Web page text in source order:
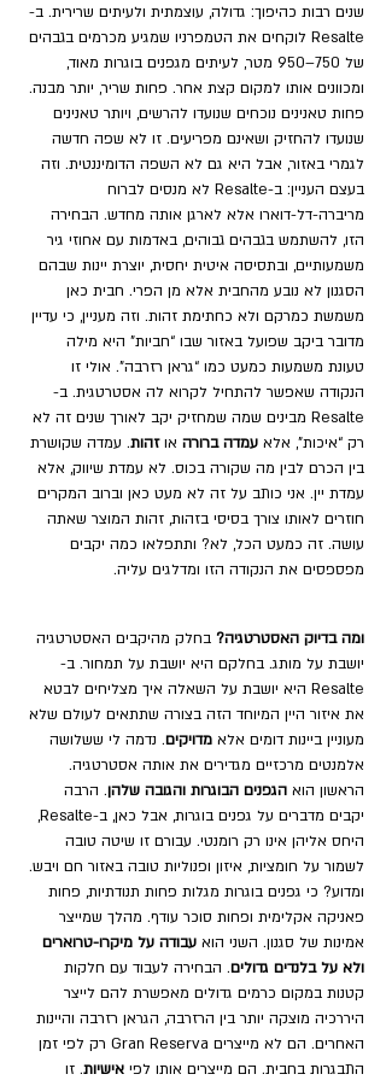
שנים רבות כהיפוך: גדולה, עוצמתית ולעיתים שרירית. ב-
Resalte לוקחים את הטמפרניו שמגיע מכרמים בגבהים
של 750–950 מטר, לעיתים מגפנים בוגרות מאוד,
ומכוונים אותו למקום קצת אחר. פחות שריר, יותר מבנה.
פחות טאנינים נוכחים שנועדו להרשים, ויותר טאנינים
שנועדו להחזיק ושאינם מפריעים. זו לא שפה חדשה
לגמרי באזור, אבל היא גם לא השפה הדומיננטית. וזה
בעצם העניין: ב-Resalte לא מנסים לברוח
מריברה-דל-דוארו אלא לארגן אותה מחדש. הבחירה
הזו, להשתמש בגבהים גבוהים, באדמות עם אחוזי גיר
משמעותיים, ובתסיסה איטית יחסית, יוצרת יינות שבהם
הסגנון לא נובע מהחבית אלא מן הפרי. חבית כאן
משמשת כמרקם ולא כחתימת זהות. וזה מעניין, כי עדיין
מדובר ביקב שפועל באזור שבו “חביות” היא מילה
טעונת משמעות כמעט כמו “גראן רזרבה”. אולי זו
הנקודה שאפשר להתחיל לקרוא לה אסטרטגית. ב-
Resalte מבינים שמה שמחזיק יקב לאורך שנים זה לא
רק “איכות”, אלא עמדה ברורה או זהות. עמדה שקושרת
בין הכרם לבין מה שקורה בכוס. לא עמדת שיווק, אלא
עמדת יין. אני כותב על זה לא מעט כאן וברוב המקרים
חוזרים לאותו צורך בסיסי בזהות, זהות המוצר שאתה
עושה. זה כמעט הכל, לא? ותתפלאו כמה יקבים
מפספסים את הנקודה הזו ומדלגים עליה.
ומה בדיוק האסטרטגיה? בחלק מהיקבים האסטרטגיה
יושבת על מותג. בחלקם היא יושבת על תמחור. ב-
Resalte היא יושבת על השאלה איך מצליחים לבטא
את איזור היין המיוחד הזה בצורה שתתאים לעולם שלא
מעוניין ביינות דומים אלא מדויקים. נדמה לי ששלושה
אלמנטים מרכזיים מגדירים את אותה אסטרטגיה.
הראשון הוא הגפנים הבוגרות והגובה שלהן. הרבה
יקבים מדברים על גפנים בוגרות, אבל כאן, ב-Resalte,
היחס אליהן אינו רק רומנטי. עבורם זו שיטה טובה
לשמור על חומציות, איזון ופנוליות טובה באזור חם ויבש.
ומדוע? כי גפנים בוגרות מגלות פחות תנודתיות, פחות
פאניקה אקלימית ופחות סוכר עודף. מהלך שמייצר
אמינות של סגנון. השני הוא עבודה על מיקרו-טרוארים
ולא על בלנדים גדולים. הבחירה לעבוד עם חלקות
קטנות במקום כרמים גדולים מאפשרת להם לייצר
היררכיה מוצקה יותר בין הרזרבה, הגראן רזרבה והיינות
האחרים. הם לא מייצרים Gran Reserva רק לפי זמן
התבגרות בחבית. הם מייצרים אותו לפי אישיות. זו